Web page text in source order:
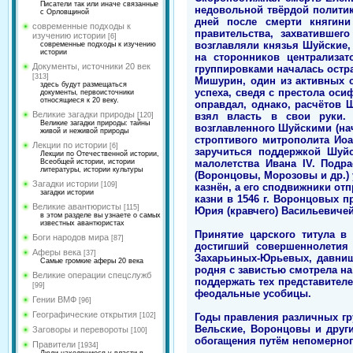
Писатели так или иначе связанные
с Орловщиной
современные подходы к
изучению истории [6]
современные подходы к изучению
истории
Документы, источники 20 век
[313]
здесь будут размещаться
документы, первоисточники
относящиеся к 20 веку.
Великие загадки природы [120]
Великие загадки природы: тайны
живой и неживой природы
Лекции по истории [6]
Лекции по Отечественной истории,
Всеобщей истории, истории
литературы, истории культуры
Загадки истории [109]
загадки истории
Великие авантюристы [115]
в этом разделе вы узнаете о самых
известных авантюристах
Боги народов мира [87]
Аферы века [37]
Самые громкие аферы 20 века
Великие операции спецслужб
[99]
Гении ВМФ [96]
Географические открытия [102]
Заговоры и перевороты [100]
Правители [1934]
недовольной твёрдой
дней после смерти
правительства,
возглавляли князья
на сторонников
группировками началась
Мишурин, один из активных
успеха, сведя с престола
оправдал, однако, расчётов
взял власть в свои руки.
возглавленного Шуйскими
строптивого митрополита
заручиться поддержкой
малолетства Ивана IV.
(Воронцовы, Морозовы и др.)
казнён, а его сподвижники
казни в 1546 г. Воронцовых
Юрия (кравчего)
Принятие царского титула
достигший
Захарьиных-Юрьевых,
родня с завистью смотрела
поддержать тех
феодальные усобицы.
Годы правления различных
Вельские, Воронцовы и
обогащения путём